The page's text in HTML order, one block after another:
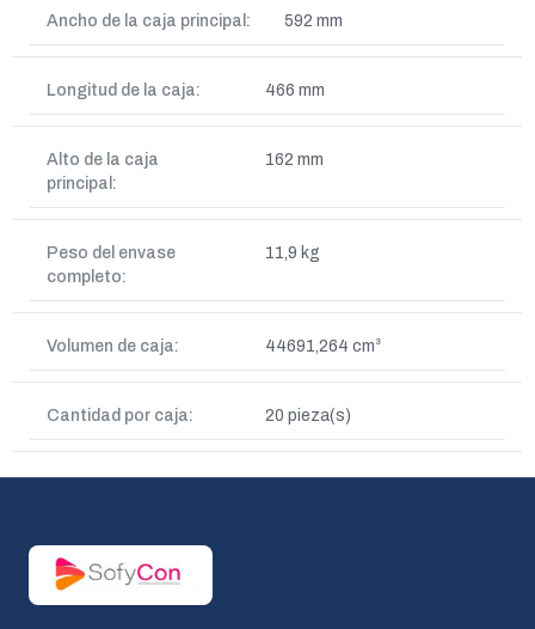
Ancho de la caja principal: 592 mm
Longitud de la caja: 466 mm
Alto de la caja
principal:
162 mm
Peso del envase
completo:
11,9 kg
Volumen de caja: 44691,264 cm³
Cantidad por caja: 20 pieza(s)